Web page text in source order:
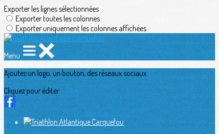
Exporter les lignes sélectionnées
Exporter toutes les colonnes
Exporter uniquement les colonnes affichées
Menu
Ajoutez un logo, un bouton, des réseaux sociaux
Cliquez pour éditer